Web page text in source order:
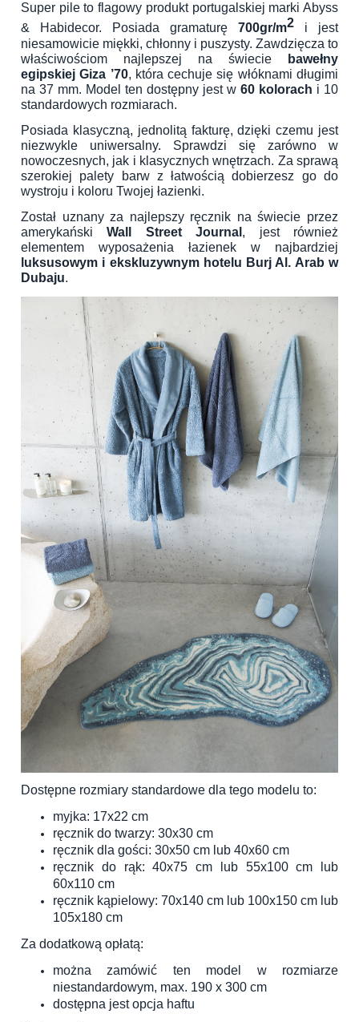
Super pile to flagowy produkt portugalskiej marki Abyss
& Habidecor. Posiada gramaturę 700gr/m2 i jest
niesamowicie miękki, chłonny i puszysty. Zawdzięcza to
właściwościom najlepszej na świecie
bawełny
egipskiej Giza ’70, która cechuje się włóknami długimi
na 37 mm. Model ten dostępny jest w 60 kolorach i 10
standardowych rozmiarach.
Posiada klasyczną, jednolitą fakturę, dzięki czemu jest
niezwykle uniwersalny. Sprawdzi się zarówno w
nowoczesnych, jak i klasycznych wnętrzach. Za sprawą
szerokiej palety barw z łatwością dobierzesz go do
wystroju i koloru Twojej łazienki.
Został uznany za najlepszy ręcznik na świecie przez
amerykańskiWall Street Journal , jest również
elementem wyposażenia łazienek w najbardziej
luksusowym i ekskluzywnym hotelu Burj Al. Arab w
Dubaju.
Dostępne rozmiary standardowe dla tego modelu to:
myjka: 17x22 cm
ręcznik do twarzy: 30x30 cm
ręcznik dla gości: 30x50 cm lub 40x60 cm
ręcznik do rąk: 40x75 cm lub 55x100 cm lub
60x110 cm
ręcznik kąpielowy: 70x140 cm lub 100x150 cm lub
105x180 cm
Za dodatkową opłatą:
można zamówić ten model w rozmiarze
niestandardowym, max. 190 x 300 cm
dostępna jest opcja haftu